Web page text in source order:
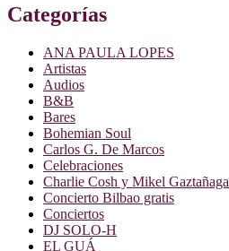
Categorías
ANA PAULA LOPES
Artistas
Audios
B&B
Bares
Bohemian Soul
Carlos G. De Marcos
Celebraciones
Charlie Cosh y Mikel Gaztañaga
Concierto Bilbao gratis
Conciertos
DJ SOLO-H
EL GUÁ